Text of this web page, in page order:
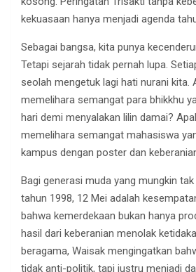
kekuasaan hanya menjadi agenda
Sebagai bangsa, kita punya
Tetapi sejarah tidak pernah lupa.
seolah mengetuk lagi hati nurani kita.
memelihara semangat para bhikkhu
hari demi menyalakan lilin damai?
memelihara semangat mahasiswa
kampus dengan poster dan
Bagi generasi muda yang mungkin
tahun 1998, 12 Mei adalah
bahwa kemerdekaan bukan hanya
hasil dari keberanian menolak
beragama, Waisak mengingatkan
tidak anti-politik, tapi justru menjadi